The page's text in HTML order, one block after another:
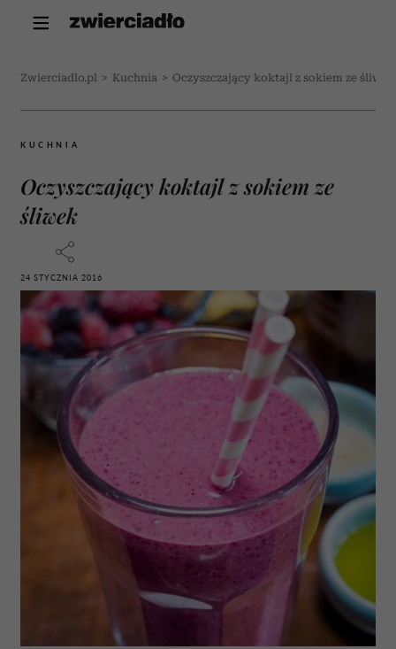
Zwierciadlo.pl > Kuchnia > Oczyszczający koktajl z sokiem ze śliwek
KUCHNIA
Oczyszczający koktajl z sokiem ze
śliwek
24 STYCZNIA 2016